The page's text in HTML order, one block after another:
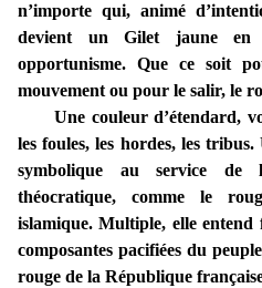
n’importe qui, animé
devient un Gilet jaune
opportunisme. Que ce soit
mouvement ou pour le salir, le
Une couleur d’étendard,
les foules, les hordes, les
symbolique au service de
théocratique, comme le
islamique. Multiple, elle
composantes pacifiées du
rouge de la République